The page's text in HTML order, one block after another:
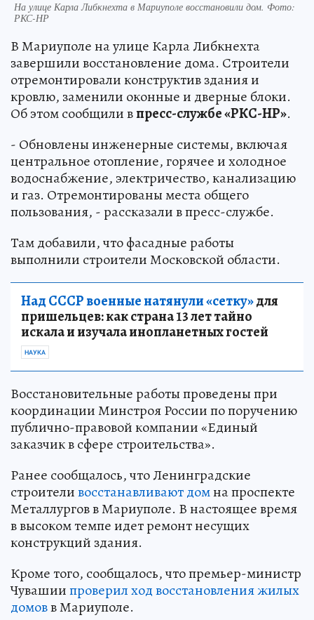
На улице Карла Либкнехта в Мариуполе восстановили дом. Фото:
РКС-НР
В Мариуполе на улице Карла Либкнехта
завершили восстановление дома. Строители
отремонтировали конструктив здания и
кровлю, заменили оконные и дверные блоки.
Об этом сообщили впресс-службе «РКС-НР».
- Обновлены инженерные системы, включая
центральное отопление, горячее и холодное
водоснабжение, электричество, канализацию
и газ. Отремонтированы места общего
пользования, - рассказали в пресс-службе.
Там добавили, что фасадные работы
выполнили строители Московской области.
Над СССР военные натянули «сетку»для
пришельцев: как страна 13 лет тайно
искала и изучала инопланетных гостей
НАУКА
Восстановительные работы проведены при
координации Минстроя России по поручению
публично-правовой компании «Единый
заказчик в сфере строительства».
Ранее сообщалось, что Ленинградские
строителивосстанавливают домна проспекте
Металлургов в Мариуполе. В настоящее время
в высоком темпе идет ремонт несущих
конструкций здания.
Кроме того, сообщалось, что премьер-министр
Чувашиипроверил ход восстановления жилых
домовв Мариуполе.